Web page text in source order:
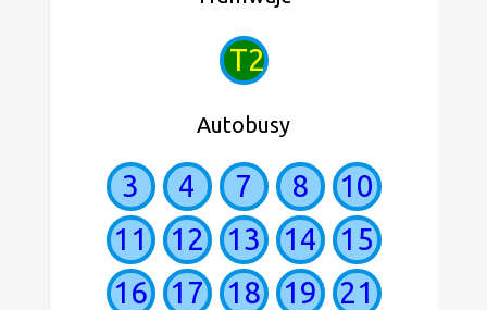
T2
Autobusy
3 4 7 8
10
11
12 13 14
15
16
17 18 19
21